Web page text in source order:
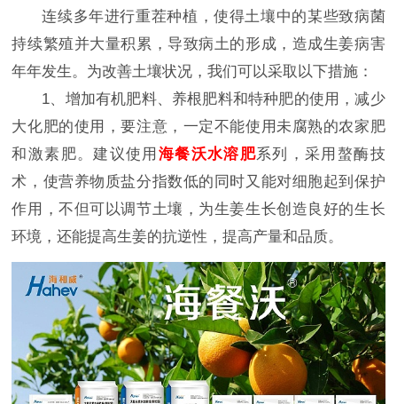
连续多年进行重茬种植，使得土壤中的某些致病菌
持续繁殖并大量积累，导致病土的形成，造成生姜病害
年年发生。为改善土壤状况，我们可以采取以下措施：
1、增加有机肥料、养根肥料和特种肥的使用，减少
大化肥的使用，要注意，一定不能使用未腐熟的农家肥
和激素肥。建议使用 海餐沃水溶肥系列，采用螯酶技
术，使营养物质盐分指数低的同时又能对细胞起到保护
作用，不但可以调节土壤，为生姜生长创造良好的生长
环境，还能提高生姜的抗逆性，提高产量和品质。